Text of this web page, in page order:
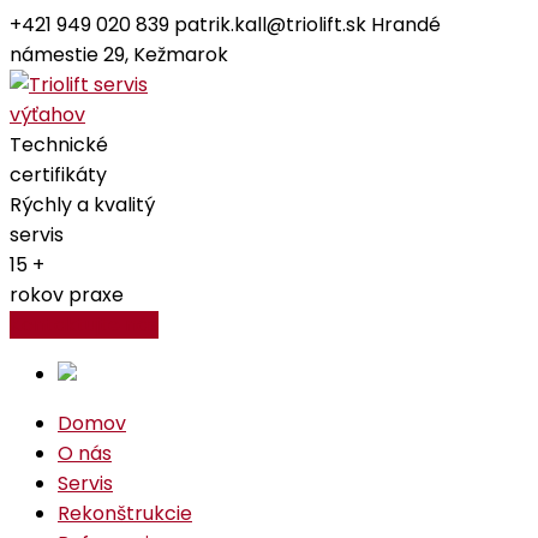
+421 949 020 839 patrik.kall@triolift.sk Hrandé
námestie 29, Kežmarok
Facebook
Profile
Instagram
Profile
Technické
certifikáty
Rýchly a kvalitý
servis
15 +
rokov praxe
Domov
O nás
Servis
Rekonštrukcie